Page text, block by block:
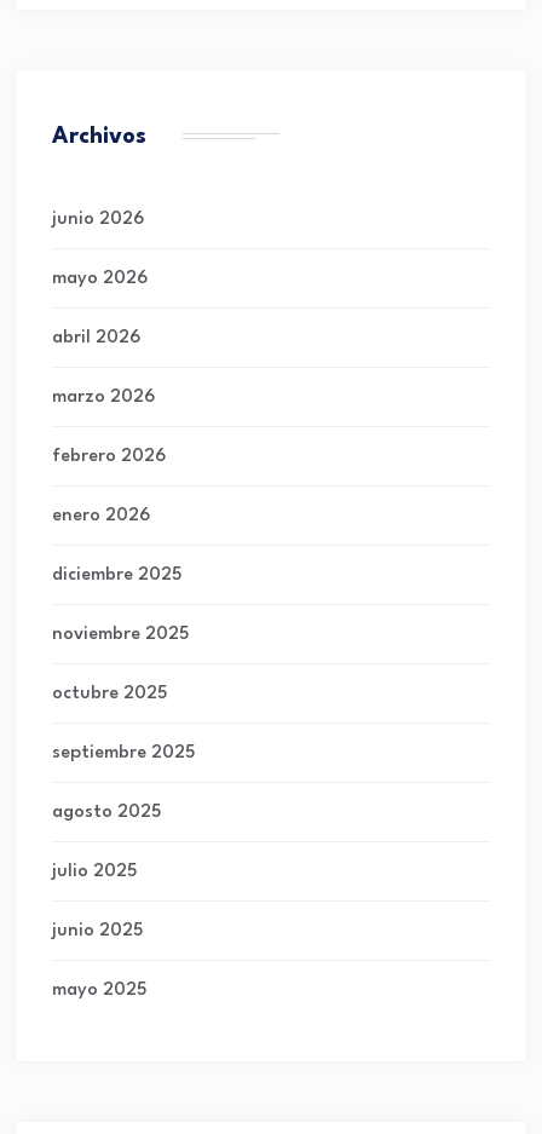
Archivos
junio 2026
mayo 2026
abril 2026
marzo 2026
febrero 2026
enero 2026
diciembre 2025
noviembre 2025
octubre 2025
septiembre 2025
agosto 2025
julio 2025
junio 2025
mayo 2025